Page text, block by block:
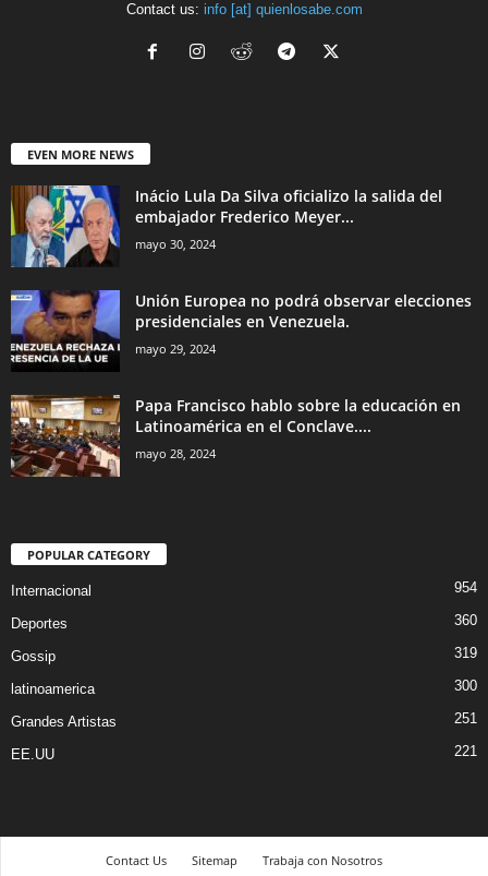
Contact us: info [at] quienlosabe.com
EVEN MORE NEWS
Inácio Lula Da Silva oficializo la salida del
embajador Frederico Meyer...
mayo 30, 2024
Unión Europea no podrá observar elecciones
presidenciales en Venezuela.
mayo 29, 2024
Papa Francisco hablo sobre la educación en
Latinoamérica en el Conclave....
mayo 28, 2024
POPULAR CATEGORY
Internacional 954
Deportes 360
Gossip 319
latinoamerica 300
Grandes Artistas 251
EE.UU 221
Contact Us Sitemap Trabaja con Nosotros